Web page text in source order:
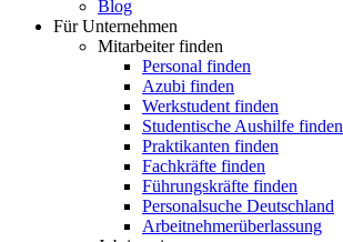
Blog
Für Unternehmen
Mitarbeiter finden
Personal finden
Azubi finden
Werkstudent finden
Studentische Aushilfe finden
Praktikanten finden
Fachkräfte finden
Führungskräfte finden
Personalsuche Deutschland
Arbeitnehmerüberlassung